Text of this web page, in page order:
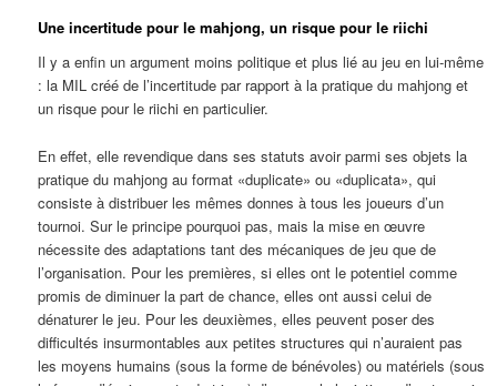
Une incertitude pour le mahjong, un risque pour le riichi
Il y a enfin un argument moins politique et plus lié au jeu en lui-même
: la MIL créé de l’incertitude par rapport à la pratique du mahjong et
un risque pour le riichi en particulier.
En effet, elle revendique dans ses statuts avoir parmi ses objets la
pratique du mahjong au format «duplicate» ou «duplicata», qui
consiste à distribuer les mêmes donnes à tous les joueurs d’un
tournoi. Sur le principe pourquoi pas, mais la mise en œuvre
nécessite des adaptations tant des mécaniques de jeu que de
l’organisation. Pour les premières, si elles ont le potentiel comme
promis de diminuer la part de chance, elles ont aussi celui de
dénaturer le jeu. Pour les deuxièmes, elles peuvent poser des
difficultés insurmontables aux petites structures qui n’auraient pas
les moyens humains (sous la forme de bénévoles) ou matériels (sous